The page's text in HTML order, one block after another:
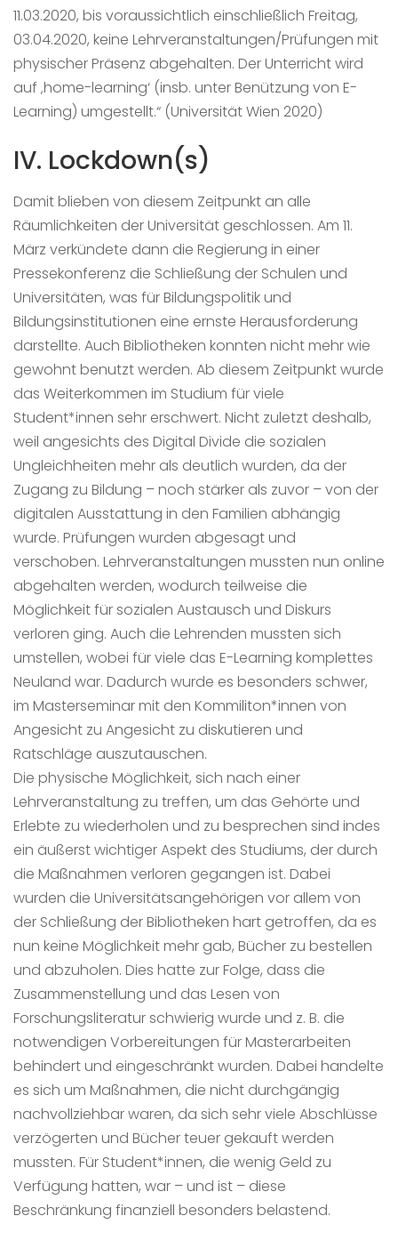
11.03.2020, bis voraussichtlich einschließlich Freitag,
03.04.2020, keine Lehrveranstaltungen/Prüfungen mit
physischer Präsenz abgehalten. Der Unterricht wird
auf ‚home-learning‘ (insb. unter Benützung von E-
Learning) umgestellt.“ (Universität Wien 2020)
IV. Lockdown(s)
Damit blieben von diesem Zeitpunkt an alle
Räumlichkeiten der Universität geschlossen. Am 11.
März verkündete dann die Regierung in einer
Pressekonferenz die Schließung der Schulen und
Universitäten, was für Bildungspolitik und
Bildungsinstitutionen eine ernste Herausforderung
darstellte. Auch Bibliotheken konnten nicht mehr wie
gewohnt benutzt werden. Ab diesem Zeitpunkt wurde
das Weiterkommen im Studium für viele
Student*innen sehr erschwert. Nicht zuletzt deshalb,
weil angesichts des Digital Divide die sozialen
Ungleichheiten mehr als deutlich wurden, da der
Zugang zu Bildung – noch stärker als zuvor – von der
digitalen Ausstattung in den Familien abhängig
wurde. Prüfungen wurden abgesagt und
verschoben. Lehrveranstaltungen mussten nun online
abgehalten werden, wodurch teilweise die
Möglichkeit für sozialen Austausch und Diskurs
verloren ging. Auch die Lehrenden mussten sich
umstellen, wobei für viele das E-Learning komplettes
Neuland war. Dadurch wurde es besonders schwer,
im Masterseminar mit den Kommiliton*innen von
Angesicht zu Angesicht zu diskutieren und
Ratschläge auszutauschen.
Die physische Möglichkeit, sich nach einer
Lehrveranstaltung zu treffen, um das Gehörte und
Erlebte zu wiederholen und zu besprechen sind indes
ein äußerst wichtiger Aspekt des Studiums, der durch
die Maßnahmen verloren gegangen ist. Dabei
wurden die Universitätsangehörigen vor allem von
der Schließung der Bibliotheken hart getroffen, da es
nun keine Möglichkeit mehr gab, Bücher zu bestellen
und abzuholen. Dies hatte zur Folge, dass die
Zusammenstellung und das Lesen von
Forschungsliteratur schwierig wurde und z. B. die
notwendigen Vorbereitungen für Masterarbeiten
behindert und eingeschränkt wurden. Dabei handelte
es sich um Maßnahmen, die nicht durchgängig
nachvollziehbar waren, da sich sehr viele Abschlüsse
verzögerten und Bücher teuer gekauft werden
mussten. Für Student*innen, die wenig Geld zu
Verfügung hatten, war – und ist – diese
Beschränkung finanziell besonders belastend.